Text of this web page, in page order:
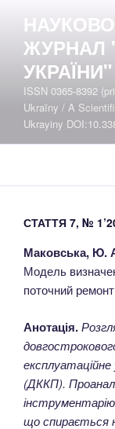
вмістуЖУРНАЛ
УКРАЇНИ"
ISSN 0365-8392
Ukraïny / A
Ukrayiny
СТАТТЯ 7, №
Маковська, Ю.
Модель
поточний
Анотація.
(ДККП).
що спирається